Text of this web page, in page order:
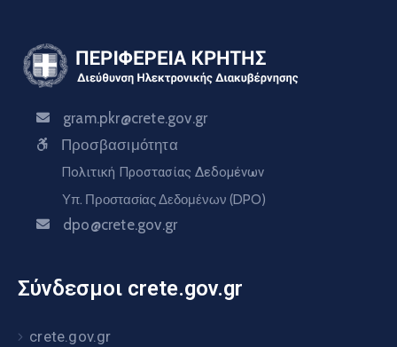
gram.pkr@crete.gov.gr
Προσβασιμότητα
Πολιτική Προστασίας Δεδομένων
Υπ. Προστασίας Δεδομένων (DPO)
dpo@crete.gov.gr
Σύνδεσμοι crete.gov.gr
crete.gov.gr